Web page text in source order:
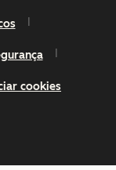
cookies